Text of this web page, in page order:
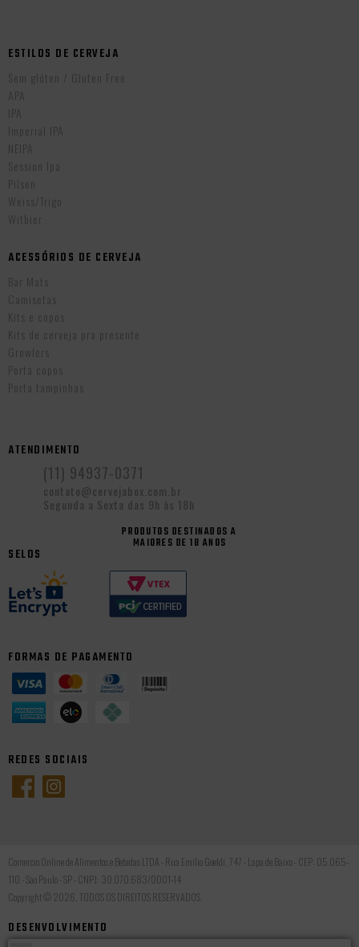
ESTILOS DE CERVEJA
Sem glúten / Gluten Free
APA
IPA
Imperial IPA
NEIPA
Session Ipa
Pilsen
Weiss/Trigo
Witbier
ACESSÓRIOS DE CERVEJA
Bar Mats
Camisetas
Kits e copos
Kits de cerveja pra presente
Growlers
Porta copos
Porta tampinhas
ATENDIMENTO
(11) 94937-0371
contato@cervejabox.com.br
Segunda a Sexta das 9h às 18h
PRODUTOS DESTINADOS A
MAIORES DE 18 ANOS
SELOS
FORMAS DE PAGAMENTO
REDES SOCIAIS
Comercio Online de Alimentos e Bebidas LTDA - Rua Emilio Goeldi, 747 - Lapa de Baixo - CEP: 05.065-
110 - Sao Paulo - SP - CNPJ: 30.070.683/0001-14
Copyright © 2026, TODOS OS DIREITOS RESERVADOS.
DESENVOLVIMENTO